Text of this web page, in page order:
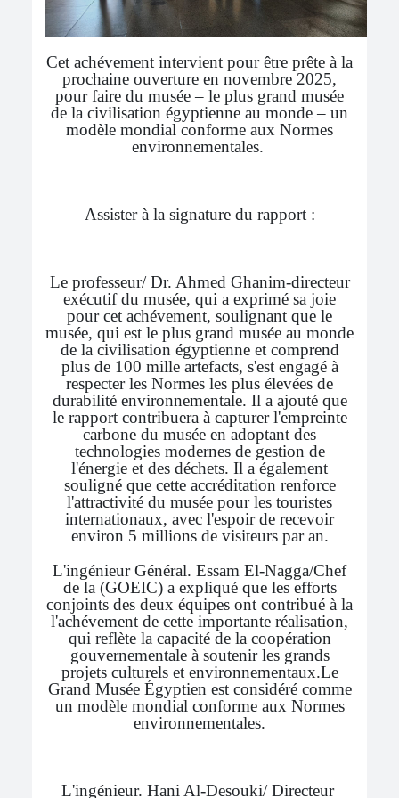
Cet achévement intervient pour être prête à la
prochaine ouverture en novembre 2025,
pour faire du musée – le plus grand musée
de la civilisation égyptienne au monde – un
modèle mondial conforme aux Normes
environnementales.
Assister à la signature du rapport :
Le professeur/ Dr. Ahmed Ghanim-directeur
exécutif du musée, qui a exprimé sa joie
pour cet achévement, soulignant que le
musée, qui est le plus grand musée au monde
de la civilisation égyptienne et comprend
plus de 100 mille artefacts, s'est engagé à
respecter les Normes les plus élevées de
durabilité environnementale. Il a ajouté que
le rapport contribuera à capturer l'empreinte
carbone du musée en adoptant des
technologies modernes de gestion de
l'énergie et des déchets. Il a également
souligné que cette accréditation renforce
l'attractivité du musée pour les touristes
internationaux, avec l'espoir de recevoir
environ 5 millions de visiteurs par an.
L'ingénieur Général. Essam El-Nagga/Chef
de la (GOEIC) a expliqué que les efforts
conjoints des deux équipes ont contribué à la
l'achévement de cette importante réalisation,
qui reflète la capacité de la coopération
gouvernementale à soutenir les grands
projets culturels et environnementaux.Le
Grand Musée Égyptien est considéré comme
un modèle mondial conforme aux Normes
environnementales.
L'ingénieur. Hani Al-Desouki/ Directeur